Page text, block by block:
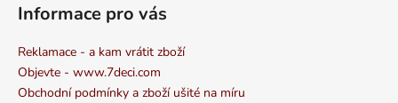
Informace pro vás
Reklamace - a kam vrátit zboží
Objevte - www.7deci.com
Obchodní podmínky a zboží ušité na míru